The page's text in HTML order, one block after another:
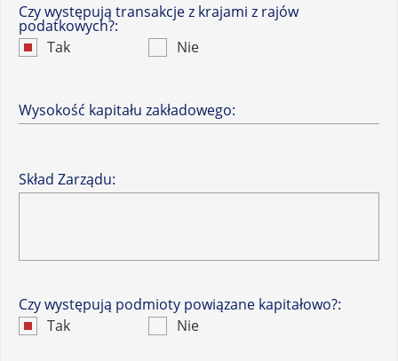
Czy występują transakcje z krajami z rajów
podatkowych?:
Tak
Nie
Wysokość kapitału zakładowego:
Skład Zarządu:
Czy występują podmioty powiązane kapitałowo?:
Tak
Nie